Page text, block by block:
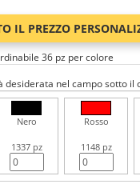
IL PREZZO
36 pz per colore
desiderata nel campo sotto il
Nero
1337 pz
Rosso
1148 pz